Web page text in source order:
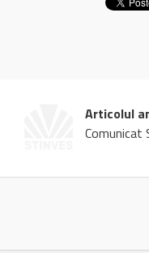
Articolul
Comunicat